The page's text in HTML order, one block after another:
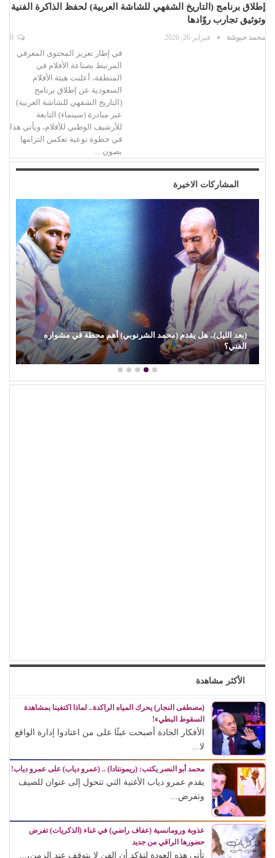
إطلاق برنامج (التاريخ الشفهي للشاشة العربية) لحفظ الذاكرة الفنية
وتوثيق تجارب روّادها
محمد حبوشة فبراير 26, 2026
في إطار تعزيز المحتوى المعرفي
المرتبط بصناعة الأفلام في
المنطقة، أعلنت هيئة الأفلام
السعودية عن إطلاق برنامج
(التاريخ الشفهي للشاشة العربية)
عبر مبادرة (سينماء) التابعة
للأرشيف الوطني للأفلام، ويأتي هذا
في خطوة نوعية تعكس التزامها
بصون…
المشاركات الاخيرة
(بعد الليل).. هل يقدم (محمد الشرنوبي) أهم محطة في مشواره
الفني؟
الأكثر مشاهدة
(مصطفى النجار) يحرك المياه الراكدة.. لماذا اكتفينا بمشاهدة
السقوط البطيء!
الأفكار الجادة أصبحت عبئًا على من اعتادوا إدارة الواقع
لا...
محمد أبو النصر يكتب: (ريمونتادا) .. (عمرو دياب) على عمرو دياب!
يقدم عمرو دياب الأغنية التي تتحول إلى عنوان للصيف
وتفرض...
عذوبة ورومانسية (عفاف راضي) في غناء (الذكريات) تفرض
حضورها الراقي من جديد
تأتي هذه العودة لتؤكد أن الفن لا يتوقف عند الزمن،...